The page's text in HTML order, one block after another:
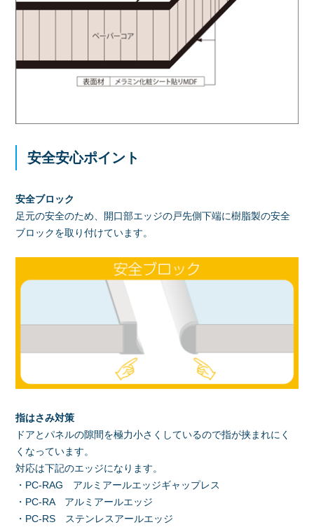
安全安心ポイント
安全ブロック
足元の安全のため、開口部エッジの戸先側下端に樹脂製の安全
ブロックを取り付けています。
指はさみ対策
ドアとパネルの隙間を極力小さくしているので指が挟まれにく
くなっています。
対応は下記のエッジになります。
・PC-RAG アルミアールエッジギャップレス
・PC-RA アルミアールエッジ
・PC-RS ステンレスアールエッジ